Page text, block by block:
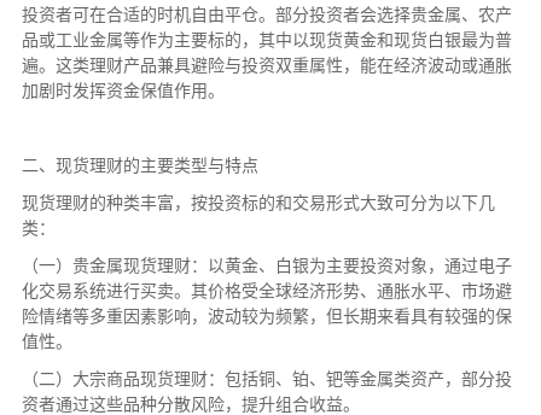
投资者可在合适的时机自由平仓。部分投资者会选择贵金属、农产
品或工业金属等作为主要标的，其中以现货黄金和现货白银最为普
遍。这类理财产品兼具避险与投资双重属性，能在经济波动或通胀
加剧时发挥资金保值作用。
二、现货理财的主要类型与特点
现货理财的种类丰富，按投资标的和交易形式大致可分为以下几
类：
（一）贵金属现货理财：以黄金、白银为主要投资对象，通过电子
化交易系统进行买卖。其价格受全球经济形势、通胀水平、市场避
险情绪等多重因素影响，波动较为频繁，但长期来看具有较强的保
值性。
（二）大宗商品现货理财：包括铜、铂、钯等金属类资产，部分投
资者通过这些品种分散风险，提升组合收益。